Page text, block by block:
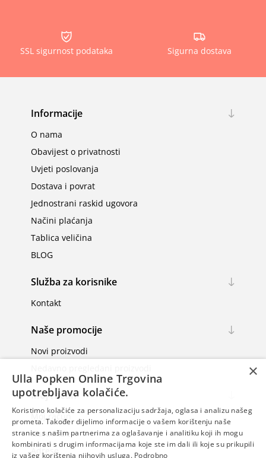
SSL sigurnost podataka Sigurna dostava
Informacije
O nama
Obavijest o privatnosti
Uvjeti poslovanja
Dostava i povrat
Jednostrani raskid ugovora
Načini plaćanja
Tablica veličina
BLOG
Služba za korisnike
Kontakt
Naše promocije
Novi proizvodi
Moj račun
Moj račun
Narudžbe
Adrese
×
Ulla Popken Online Trgovina
upotrebljava kolačiće.
Koristimo kolačiće za personalizaciju sadržaja, oglasa i analizu našeg
prometa. Također dijelimo informacije o vašem korištenju naše
stranice s našim partnerima za oglašavanje i analitiku koji ih mogu
kombinirati s drugim informacijama koje ste im dali ili koje su prikupili
iz vašeg korištenja njihovih usluga. Podrobno